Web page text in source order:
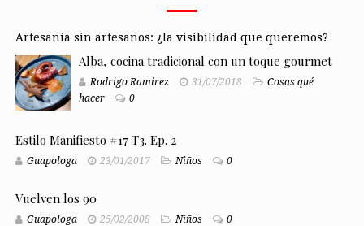
Artesanía sin artesanos: ¿la visibilidad que queremos?
Alba, cocina tradicional con un toque gourmet
Rodrigo Ramirez 31/07/2018
Cosas qué
hacer
0
Estilo Manifiesto #17 T3. Ep. 2
Guapologa 23/01/2017 Niños 0
Vuelven los 90
Guapologa 25/02/2008 Niños 0